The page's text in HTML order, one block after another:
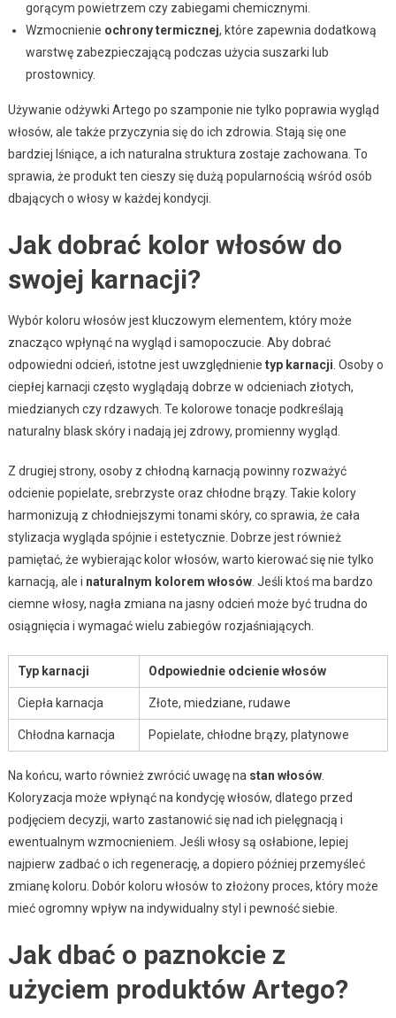
gorącym powietrzem czy zabiegami chemicznymi.
Wzmocnienie ochrony termicznej, które zapewnia dodatkową
warstwę zabezpieczającą podczas użycia suszarki lub
prostownicy.
Używanie odżywki Artego po szamponie nie tylko poprawia wygląd
włosów, ale także przyczynia się do ich zdrowia. Stają się one
bardziej lśniące, a ich naturalna struktura zostaje zachowana. To
sprawia, że produkt ten cieszy się dużą popularnością wśród osób
dbających o włosy w każdej kondycji.
Jak dobrać kolor włosów do
swojej karnacji?
Wybór koloru włosów jest kluczowym elementem, który może
znacząco wpłynąć na wygląd i samopoczucie. Aby dobrać
odpowiedni odcień, istotne jest uwzględnienie typ karnacji . Osoby o
ciepłej karnacji często wyglądają dobrze w odcieniach złotych,
miedzianych czy rdzawych. Te kolorowe tonacje podkreślają
naturalny blask skóry i nadają jej zdrowy, promienny wygląd.
Z drugiej strony, osoby z chłodną karnacją powinny rozważyć
odcienie popielate, srebrzyste oraz chłodne brązy. Takie kolory
harmonizują z chłodniejszymi tonami skóry, co sprawia, że cała
stylizacja wygląda spójnie i estetycznie. Dobrze jest również
pamiętać, że wybierając kolor włosów, warto kierować się nie tylko
karnacją, ale i naturalnym kolorem włosów. Jeśli ktoś ma bardzo
ciemne włosy, nagła zmiana na jasny odcień może być trudna do
osiągnięcia i wymagać wielu zabiegów rozjaśniających.
Typ karnacji Odpowiednie odcienie włosów
Ciepła karnacja Złote, miedziane, rudawe
Chłodna karnacja Popielate, chłodne brązy, platynowe
Na końcu, warto również zwrócić uwagę na stan włosów.
Koloryzacja może wpłynąć na kondycję włosów, dlatego przed
podjęciem decyzji, warto zastanowić się nad ich pielęgnacją i
ewentualnym wzmocnieniem. Jeśli włosy są osłabione, lepiej
najpierw zadbać o ich regenerację, a dopiero później przemyśleć
zmianę koloru. Dobór koloru włosów to złożony proces, który może
mieć ogromny wpływ na indywidualny styl i pewność siebie.
Jak dbać o paznokcie z
użyciem produktów Artego?